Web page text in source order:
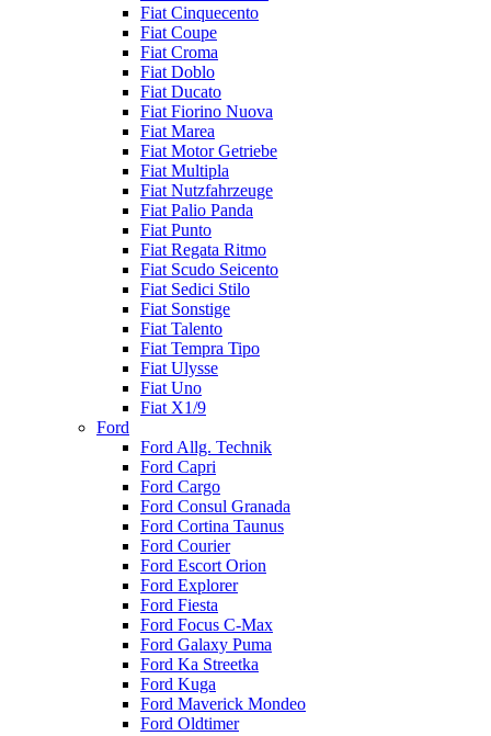
Fiat Cinquecento
Fiat Coupe
Fiat Croma
Fiat Doblo
Fiat Ducato
Fiat Fiorino Nuova
Fiat Marea
Fiat Motor Getriebe
Fiat Multipla
Fiat Nutzfahrzeuge
Fiat Palio Panda
Fiat Punto
Fiat Regata Ritmo
Fiat Scudo Seicento
Fiat Sedici Stilo
Fiat Sonstige
Fiat Talento
Fiat Tempra Tipo
Fiat Ulysse
Fiat Uno
Fiat X1/9
Ford
Ford Allg. Technik
Ford Capri
Ford Cargo
Ford Consul Granada
Ford Cortina Taunus
Ford Courier
Ford Escort Orion
Ford Explorer
Ford Fiesta
Ford Focus C-Max
Ford Galaxy Puma
Ford Ka Streetka
Ford Kuga
Ford Maverick Mondeo
Ford Oldtimer